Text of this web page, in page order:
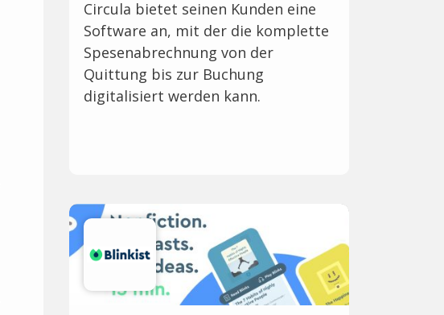
Circula bietet seinen Kunden eine
Software an, mit der die komplette
Spesenabrechnung von der
Quittung bis zur Buchung
digitalisiert werden kann.